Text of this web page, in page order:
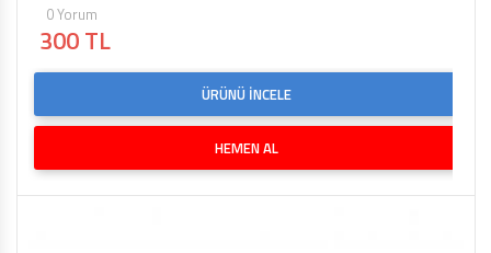
0 Yorum
300 TL
ÜRÜNÜ İNCELE
HEMEN AL